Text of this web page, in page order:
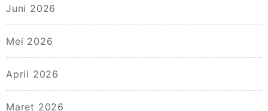
Juni 2026
Mei 2026
April 2026
Maret 2026